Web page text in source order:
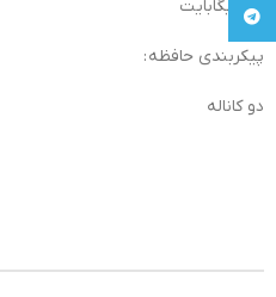
۳۲ گیگابایت
پیکربندی حافظه :
دو کاناله
Telegram